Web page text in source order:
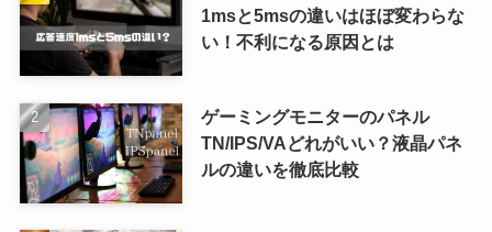
1msと5msの違いはほぼ変わらな
い！不利になる原因とは
ゲーミングモニターのパネル
TN/IPS/VAどれがいい？液晶パネ
ルの違いを徹底比較